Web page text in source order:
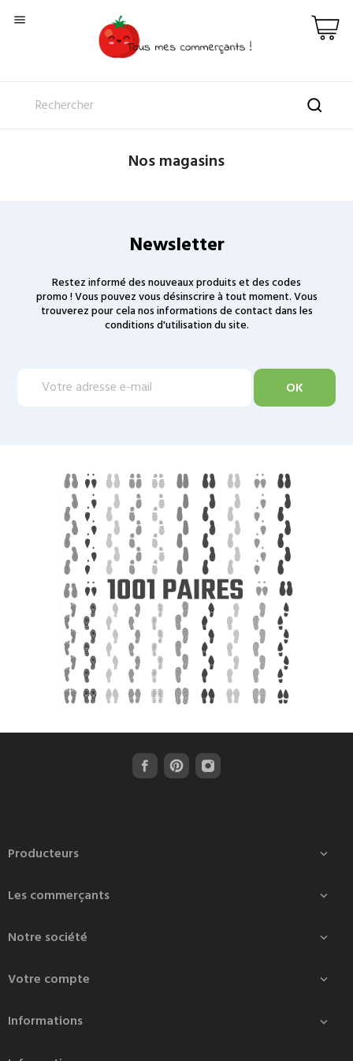

Nos magasins
Newsletter
Restez informé des nouveaux produits et des codes
promo ! Vous pouvez vous désinscrire à tout moment. Vous
trouverez pour cela nos informations de contact dans les
conditions d'utilisation du site.
Producteurs 
Les commerçants 
Notre société 
Votre compte 
Informations 